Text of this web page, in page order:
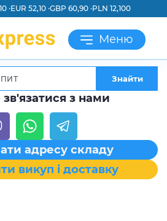
·EUR 52,10 ·GBP 60,90 ·PLN 12,100
Меню
Знайти
з нами
адресу складу
викуп і доставку